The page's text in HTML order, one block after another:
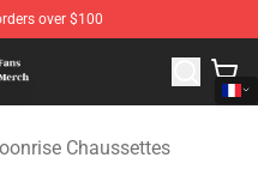
over $100
Merchandise Shop
Chaussettes